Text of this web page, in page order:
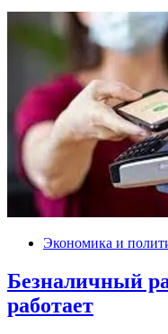
Экономика и
Безналичный
работает